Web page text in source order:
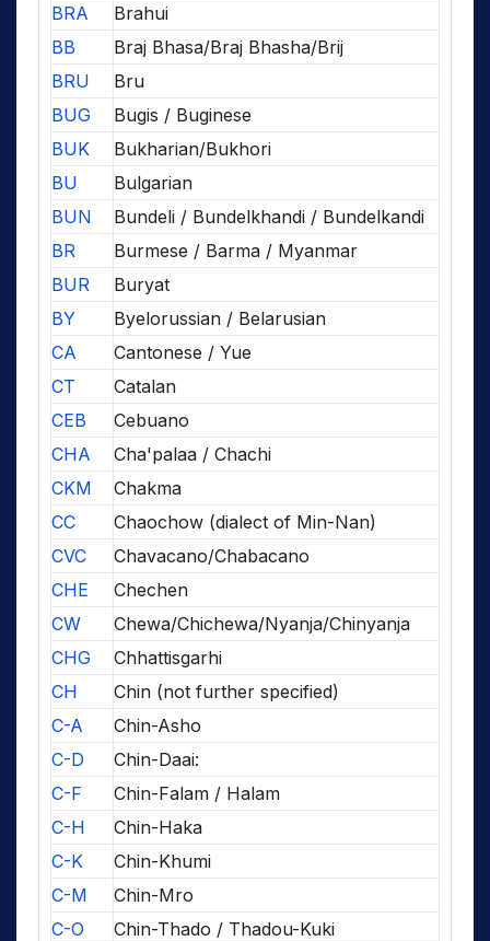
BRA
Brahui
BB
Braj Bhasa/Braj Bhasha/Brij
BRU
Bru
BUG
Bugis / Buginese
BUK
Bukharian/Bukhori
BU
Bulgarian
BUN
Bundeli / Bundelkhandi / Bundelkandi
BR
Burmese / Barma / Myanmar
BUR
Buryat
BY
Byelorussian / Belarusian
CA
Cantonese / Yue
CT
Catalan
CEB
Cebuano
CHA
Cha'palaa / Chachi
CKM
Chakma
CC
Chaochow (dialect of Min-Nan)
CVC
Chavacano/Chabacano
CHE
Chechen
CW
Chewa/Chichewa/Nyanja/Chinyanja
CHG
Chhattisgarhi
CH
Chin (not further specified)
C-A
Chin-Asho
C-D
Chin-Daai:
C-F
Chin-Falam / Halam
C-H
Chin-Haka
C-K
Chin-Khumi
C-M
Chin-Mro
C-O
Chin-Thado / Thadou-Kuki